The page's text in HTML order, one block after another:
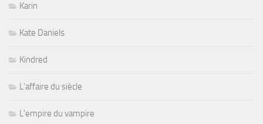
Karin
Kate Daniels
Kindred
L'affaire du siècle
L'empire du vampire